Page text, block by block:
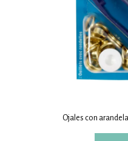
Ojales con